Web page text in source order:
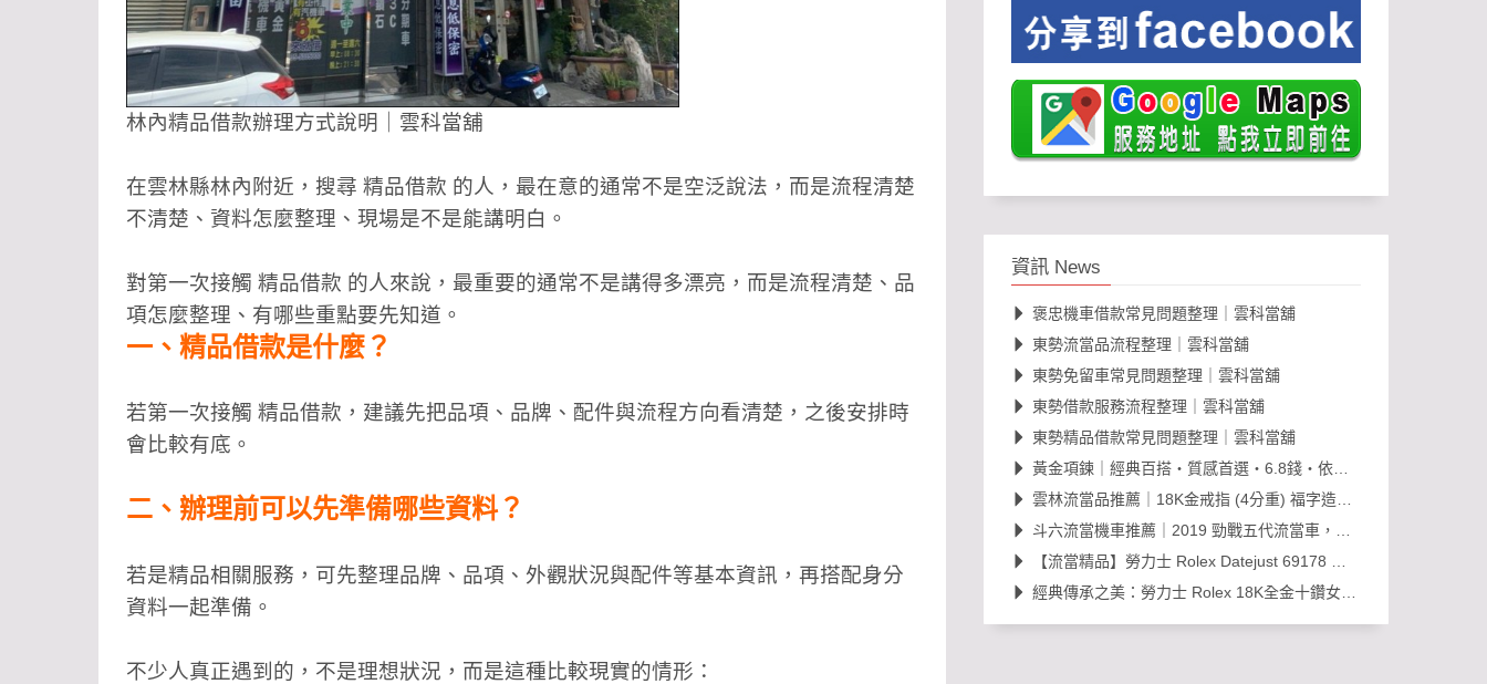
林內精品借款辦理方式說明｜雲科當舖
在雲林縣林內附近，搜尋 精品借款 的人，最在意的通常不是空泛說法，而是流程清楚
不清楚、資料怎麼整理、現場是不是能講明白。
對第一次接觸 精品借款 的人來說，最重要的通常不是講得多漂亮，而是流程清楚、品
項怎麼整理、有哪些重點要先知道。
一、精品借款是什麼？
若第一次接觸 精品借款，建議先把品項、品牌、配件與流程方向看清楚，之後安排時
會比較有底。
二、辦理前可以先準備哪些資料？
若是精品相關服務，可先整理品牌、品項、外觀狀況與配件等基本資訊，再搭配身分
資料一起準備。
不少人真正遇到的，不是理想狀況，而是這種比較現實的情形：
資訊 News
褒忠機車借款常見問題整理｜雲科當舖
東勢流當品流程整理｜雲科當舖
東勢免留車常見問題整理｜雲科當舖
東勢借款服務流程整理｜雲科當舖
東勢精品借款常見問題整理｜雲科當舖
黃金項鍊｜經典百搭・質感首選・6.8錢・依當日金價販售，免工錢更划算
雲林流當品推薦｜18K金戒指 (4分重) 福字造型開運金飾，日常百搭超值選！
斗六流當機車推薦｜2019 勁戰五代流當車，里程約 38,000km，可現場賞車議價
【流當精品】勞力士 Rolex Datejust 69178 經典 18K 金鑽石女錶｜原裝 203
經典傳承之美：勞力士 Rolex 18K全金十鑽女錶，搭載 Cal. 2030 機芯的黃金年代